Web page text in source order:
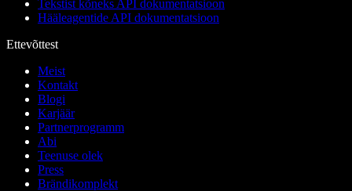
Tekstist kõneks API dokumentatsioon
Hääleagentide API dokumentatsioon
Ettevõttest
Meist
Kontakt
Blogi
Karjäär
Partnerprogramm
Abi
Teenuse olek
Press
Brändikomplekt